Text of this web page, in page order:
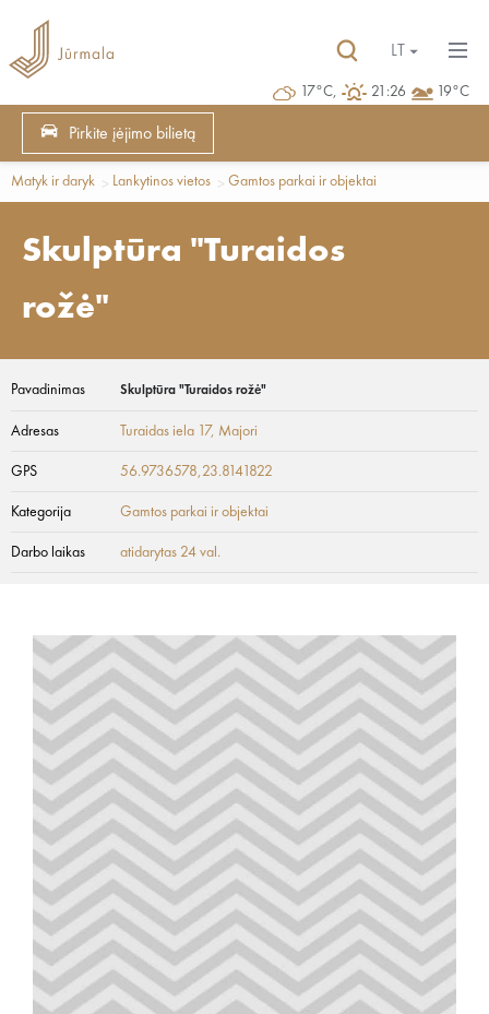
17°C, 21:26 19°C
LT
Pirkite įėjimo bilietą
Matyk ir daryk Lankytinos vietos Gamtos parkai ir objektai
Skulptūra "Turaidos
rožė"
Pavadinimas Skulptūra "Turaidos rožė"
Adresas Turaidas iela 17, Majori
GPS 56.9736578,23.8141822
Kategorija Gamtos parkai ir objektai
Darbo laikas atidarytas 24 val.